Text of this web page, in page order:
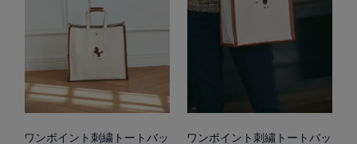
ワンポイント刺繍トートバッ
ワンポイント刺繍トートバッ